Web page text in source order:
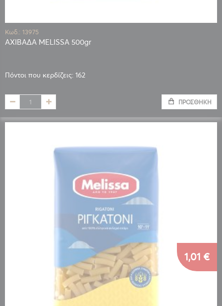
Κωδ.: 13975
ΑΧΙΒΑΔΑ MELISSA 500gr
Πόντοι που κερδίζεις: 162
ΠΡΟΣΘΉΚΗ
1,01 €